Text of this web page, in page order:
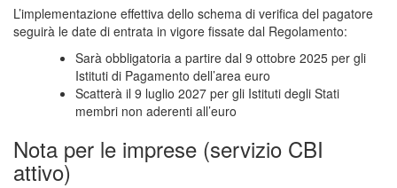
L’implementazione effettiva dello schema di verifica del pagatore
seguirà le date di entrata in vigore fissate dal Regolamento:
Sarà obbligatoria a partire dal 9 ottobre 2025 per gli
Istituti di Pagamento dell’area euro
Scatterà il 9 luglio 2027 per gli Istituti degli Stati
membri non aderenti all’euro
Nota per le imprese (servizio CBI
attivo)